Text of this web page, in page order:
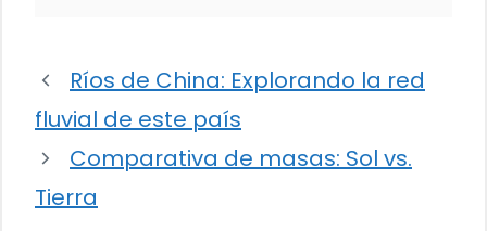
Ríos de China: Explorando la red
fluvial de este país
Comparativa de masas: Sol vs.
Tierra